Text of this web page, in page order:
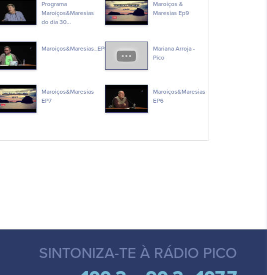
Programa
Maroiços&Maresias
do dia 30...
Maroiços &
Maresias Ep9
Maroiços&Maresias_EP8
Mariana Arroja -
Pico
Maroiços&Maresias
EP7
Maroiços&Maresias
EP6
SINTONIZA-TE À RÁDIO PICO